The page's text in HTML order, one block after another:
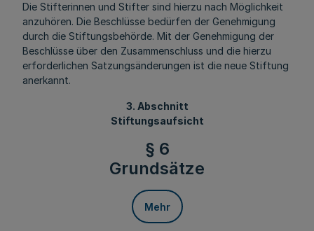
Die Stifterinnen und Stifter sind hierzu nach Möglichkeit
anzuhören. Die Beschlüsse bedürfen der Genehmigung
durch die Stiftungsbehörde. Mit der Genehmigung der
Beschlüsse über den Zusammenschluss und die hierzu
erforderlichen Satzungsänderungen ist die neue Stiftung
anerkannt.
3. Abschnitt
Stiftungsaufsicht
§ 6
Grundsätze
Mehr